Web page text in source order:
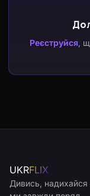
Реєструйся,
UKRFLIX
Дивись, надихайся